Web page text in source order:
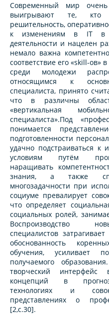
Современный мир
выигрывают те, кто
решительность,
к изменениям в IT в
деятельности и нацелен
немало важна
соответствие его «skill-ов»
среди молодежи
относящимся к
специалиста, принято
что в различны
«вертикальная
специалиста».Под
понимается
подготовленности
удачно подстраиваться к
условиям путём
наращивать
знания, а также
многозадачности при
социуме превалирует
что определяет
социальных ролей,
Воспроизводство
специалистов
обоснованность
обучения, усиливает
получаемого
творческий
концепций в
технологиях и
представлениях о
[2,c.30].